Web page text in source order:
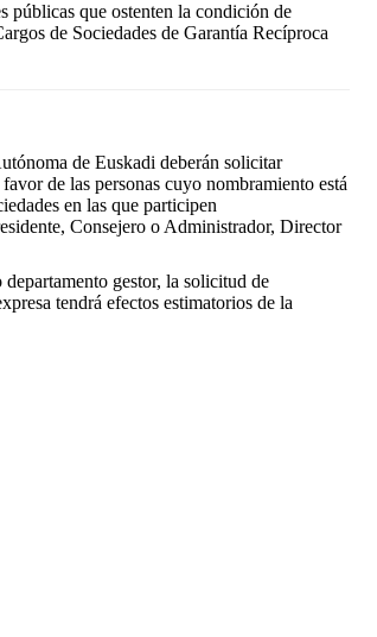
públicas que ostenten la condición de
de Sociedades de Garantía Recíproca
de Euskadi deberán solicitar
de las personas cuyo nombramiento está
en las que participen
Consejero o Administrador, Director
gestor, la solicitud de
tendrá efectos estimatorios de la